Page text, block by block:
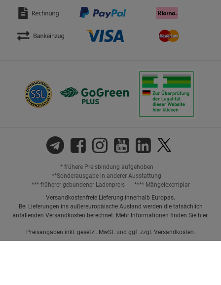
* frühere Preisbindung aufgehoben
**Sonderausgabe in anderer Ausstattung
*** früherer gebundener Ladenpreis
**** Mängelexemplar
Versandkostenfreie Lieferung innerhalb Europas.
Bei Lieferungen ins außereuropäische Ausland werden die tatsächlich
anfallenden Versandkosten berechnet. Mehr Informationen finden Sie hier.
Preisangaben inkl. gesetzl. MwSt. und ggf. zzgl. Versandkosten.